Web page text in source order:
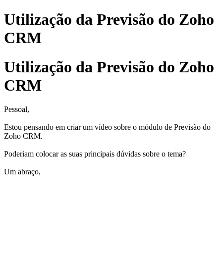
Utilização da Previsão do Zoho
CRM
Utilização da Previsão do Zoho
CRM
Pessoal,
Estou pensando em criar um vídeo sobre o módulo de Previsão do
Zoho CRM.
Poderiam colocar as suas principais dúvidas sobre o tema?
Um abraço,